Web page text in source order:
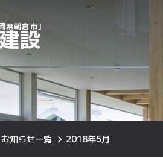
県朝倉市]
お知らせ一覧 2018年5月